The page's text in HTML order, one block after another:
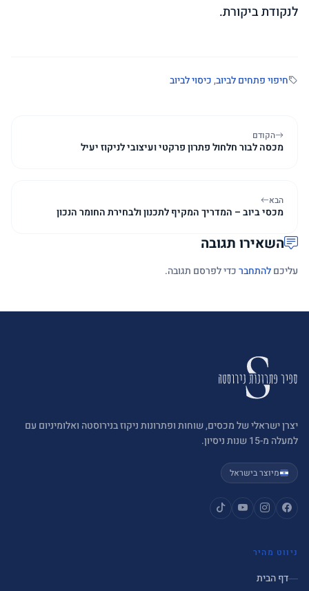
לנקודת ביקורת.
חיפוי פתחים לביוב,כיסוי לביוב
הקודם
מכסה לבור חלחול פתרון פרקטי ועיצובי לניקוז יעיל
הבא
מכסי ביוב – המדריך המקיף לתכנון ולבחירת החומר הנכון
השאירו תגובה
עליכםלהתחברכדי לפרסם תגובה.
יצרן ישראלי של מכסים, שוחות ופתרונות ניקוז בנירוסטה ואלומיניום עם
למעלה מ-15 שנות ניסיון.
מיוצר בישראל
ניווט מהיר
דף הבית